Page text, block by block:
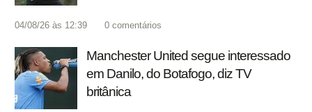
04/08/26 às 12:39 0 comentários
Manchester United segue interessado
em Danilo, do Botafogo, diz TV
britânica